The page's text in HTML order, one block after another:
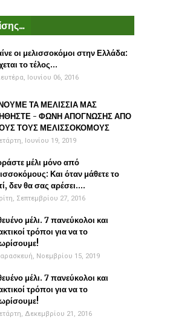
οι μελισσοκόμοι στην Ελλάδα:
το τέλος...
Ιουνίου 06, 2016
ΤΑ ΜΕΛΙΣΣΙΑ ΜΑΣ
- ΦΩΝΗ ΑΠΟΓΝΩΣΗΣ ΑΠΟ
ΤΟΥΣ ΜΕΛΙΣΣΟΚΟΜΟΥΣ
Ιουνίου 19, 2019
μέλι μόνο από
Και όταν μάθετε το
δεν θα σας αρέσει....
Σεπτεμβρίου 27, 2016
μέλι. 7 πανεύκολοι και
τρόποι για να το
Νοεμβρίου 15, 2019
μέλι. 7 πανεύκολοι και
τρόποι για να το
Δεκεμβρίου 21, 2016